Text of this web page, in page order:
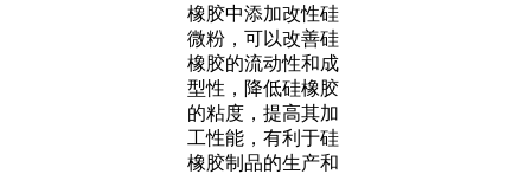
橡胶中添加改性硅
微粉，可以改善硅
橡胶的流动性和成
型性，降低硅橡胶
的粘度，提高其加
工性能，有利于硅
橡胶制品的生产和